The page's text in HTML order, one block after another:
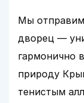
Мы
дворец —
гармонично
природу
тенистым